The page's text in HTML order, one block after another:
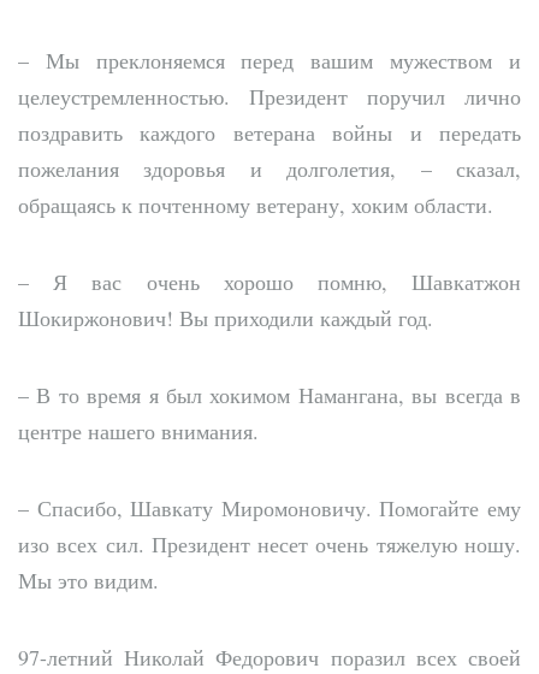
– Мы преклоняемся перед вашим мужеством и
целеустремленностью. Президент поручил лично
поздравить каждого ветерана войны и передать
пожелания здоровья и долголетия, – сказал,
обращаясь к почтенному ветерану, хоким области.
– Я вас очень хорошо помню, Шавкатжон
Шокиржонович! Вы приходили каждый год.
– В то время я был хокимом Намангана, вы всегда в
центре нашего внимания.
– Спасибо, Шавкату Миромоновичу. Помогайте ему
изо всех сил. Президент несет очень тяжелую ношу.
Мы это видим.
97-летний Николай Федорович поразил всех своей